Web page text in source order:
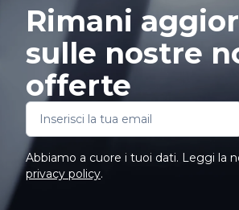
Rimani
sulle nostre
offerte
Abbiamo a cuore i tuoi dati. Leggi la
privacy policy.